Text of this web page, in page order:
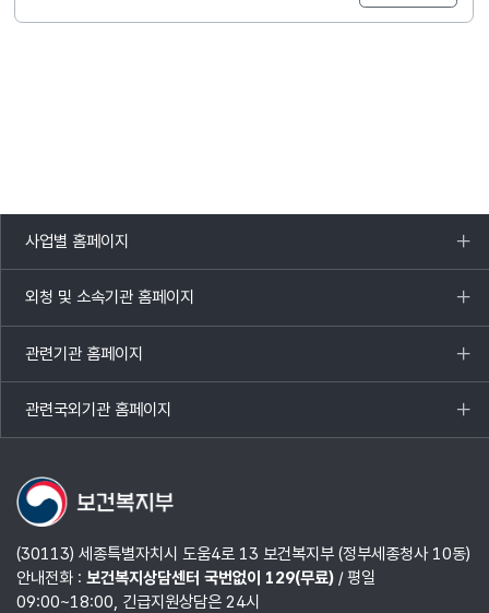
사업별 홈페이지
목록
열기
외청 및 소속기관 홈페이지
목록
열기
관련기관 홈페이지
목록
열기
관련국외기관 홈페이지
목록
열기
(30113) 세종특별자치시 도움4로 13 보건복지부 (정부세종청사 10동)
안내전화 : 보건복지상담센터 국번없이 129(무료)/ 평일
09:00~18:00, 긴급지원상담은 24시